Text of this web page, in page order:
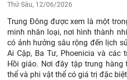
Thứ Sáu, 12/06/2026
Trung Đông được xem là một
minh nhân loại, nơi hình thành
có ảnh hưởng sâu rộng đến lịch
Ai Cập, Ba Tư, Phoenicia và các
Hồi giáo. Nơi đây tập trung
thể và phi vật thể có giá trị đặc